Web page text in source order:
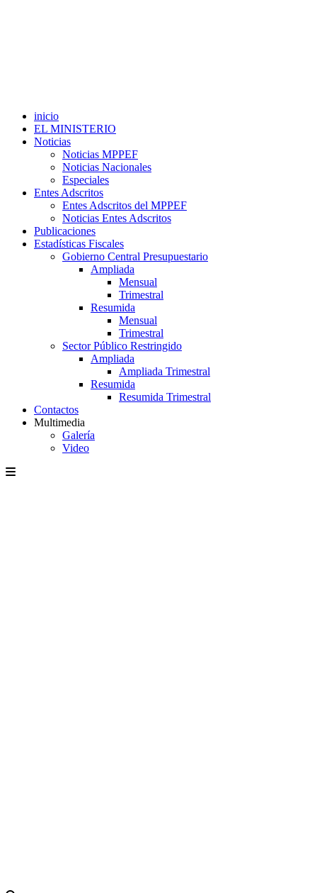
inicio
EL MINISTERIO
Noticias
Noticias MPPEF
Noticias Nacionales
Especiales
Entes Adscritos
Entes Adscritos del MPPEF
Noticias Entes Adscritos
Publicaciones
Estadísticas Fiscales
Gobierno Central Presupuestario
Ampliada
Mensual
Trimestral
Resumida
Mensual
Trimestral
Sector Público Restringido
Ampliada
Ampliada Trimestral
Resumida
Resumida Trimestral
Contactos
Multimedia
Galería
Video